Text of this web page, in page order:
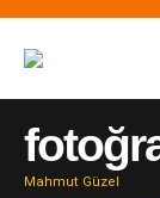
Mahmut Güzel